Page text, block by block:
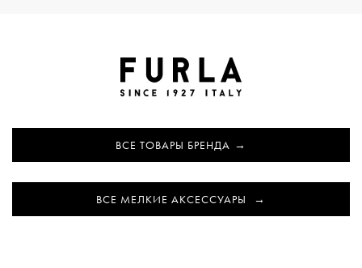
ВСЕ ТОВАРЫ БРЕНДА
ВСЕ МЕЛКИЕ АКСЕССУАРЫ